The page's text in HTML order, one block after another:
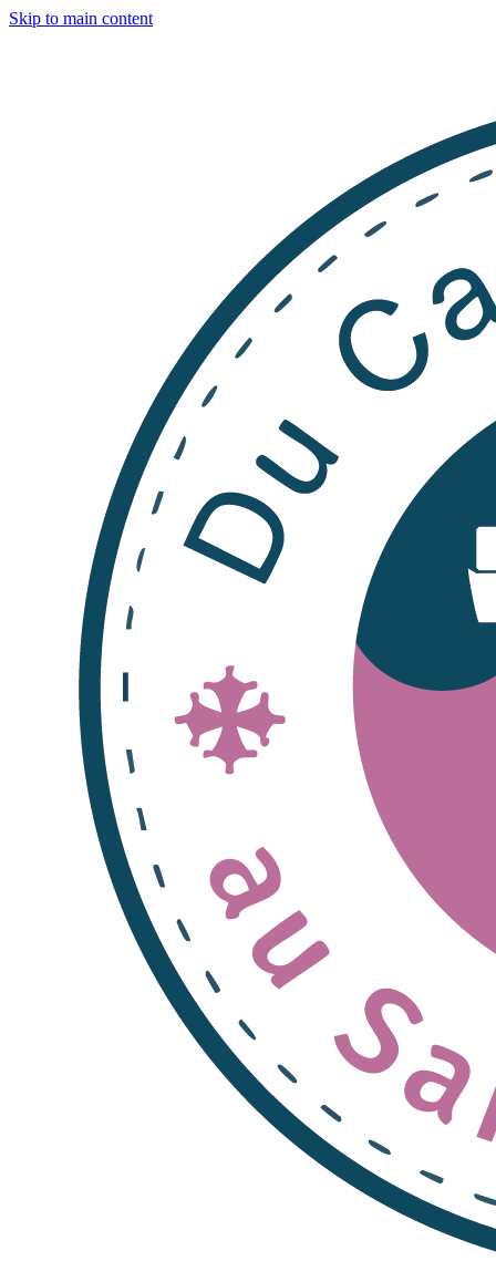
Skip to main content